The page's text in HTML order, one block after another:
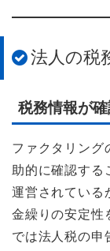
法人の税
税務情報が
ファクタリング
助的に確認する
運営されている
金繰りの安定性
では法人税の申